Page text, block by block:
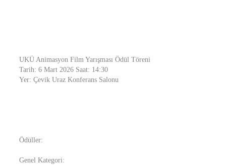
UKÜ Animasyon Film Yarışması Ödül Töreni
Tarih: 6 Mart 2026 Saat: 14:30
Yer: Çevik Uraz Konferans Salonu
Ödüller:
Genel Kategori: